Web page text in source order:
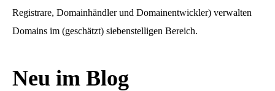
Registrare, Domainhändler und Domainentwickler) verwalten
Domains im (geschätzt) siebenstelligen Bereich.
Neu im Blog